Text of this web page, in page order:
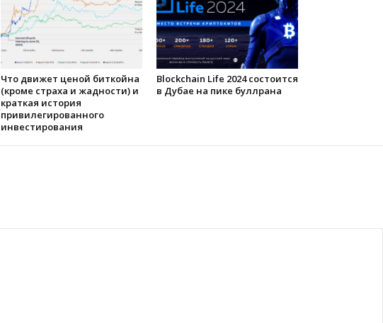
Что движет ценой биткойна
(кроме страха и жадности) и
краткая история
привилегированного
инвестирования
Blockchain Life 2024 состоится
в Дубае на пике буллрана